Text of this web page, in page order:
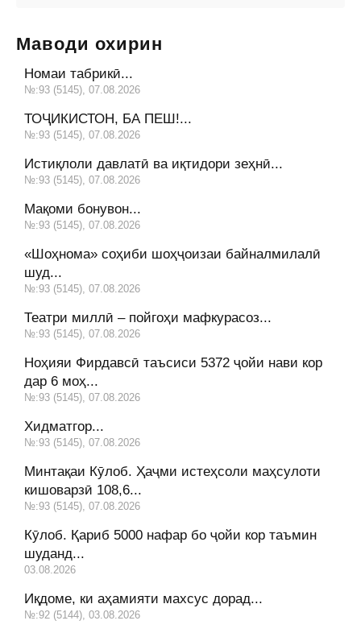
Маводи охирин
Номаи табрикӣ...
№:93 (5145), 07.08.2026
ТОҶИКИСТОН, БА ПЕШ!...
№:93 (5145), 07.08.2026
Истиқлоли давлатӣ ва иқтидори зеҳнӣ...
№:93 (5145), 07.08.2026
Мақоми бонувон...
№:93 (5145), 07.08.2026
«Шоҳнома» соҳиби шоҳҷоизаи байналмилалӣ
шуд...
№:93 (5145), 07.08.2026
Театри миллӣ – пойгоҳи мафкурасоз...
№:93 (5145), 07.08.2026
Ноҳияи Фирдавсӣ таъсиси 5372 ҷойи нави кор
дар 6 моҳ...
№:93 (5145), 07.08.2026
Хидматгор...
№:93 (5145), 07.08.2026
Минтақаи Кӯлоб. Ҳаҷми истеҳсоли маҳсулоти
кишоварзӣ 108,6...
№:93 (5145), 07.08.2026
Кӯлоб. Қариб 5000 нафар бо ҷойи кор таъмин
шуданд...
03.08.2026
Иқдоме, ки аҳамияти махсус дорад...
№:92 (5144), 03.08.2026